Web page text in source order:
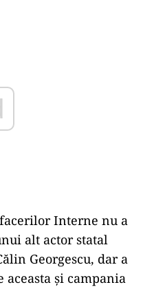
Interne nu a
alt actor statal
Georgescu, dar a
și campania